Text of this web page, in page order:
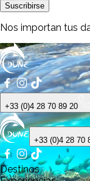
Suscribirse
Nos importan tus
+33 (0)4 28 70 89 20
+33 (0)4 28 70
Destinos